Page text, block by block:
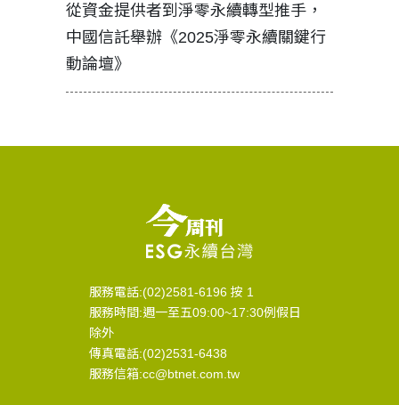
從資金提供者到淨零永續轉型推手，
中國信託舉辦《2025淨零永續關鍵行
動論壇》
服務電話:(02)2581-6196 按 1
服務時間:週一至五09:00~17:30例假日
除外
傳真電話:(02)2531-6438
服務信箱:cc@btnet.com.tw